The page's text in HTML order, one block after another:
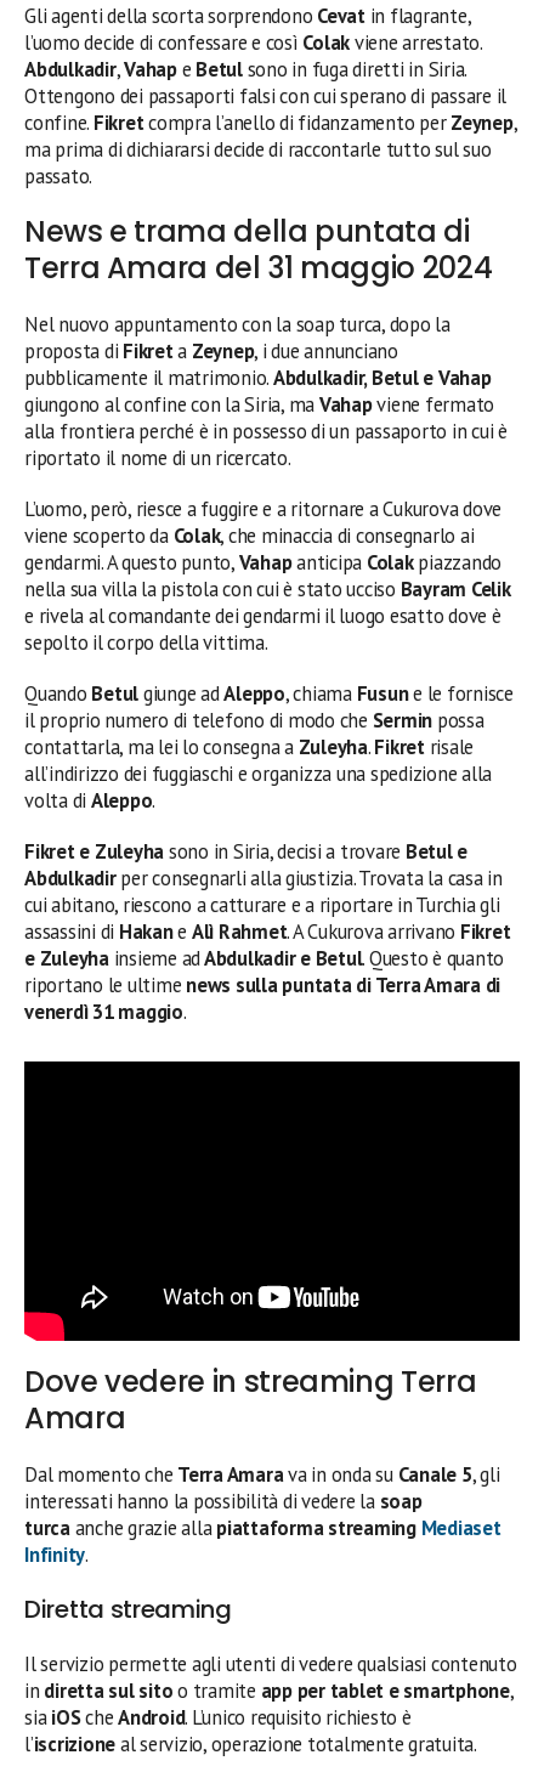
Gli agenti della scorta sorprendono Cevatin flagrante,
l’uomo decide di confessare e così Colakviene arrestato.
Abdulkadir,Vahape Betulsono in fuga diretti in Siria.
Ottengono dei passaporti falsi con cui sperano di passare il
confine. Fikretcompra l’anello di fidanzamento perZeynep,
ma prima di dichiararsi decide di raccontarle tutto sul suo
passato.
News e trama della puntata di
Terra Amara del 31 maggio 2024
Nel nuovo appuntamento con la soap turca, dopo la
proposta di Fikreta Zeynep, i due annunciano
pubblicamente il matrimonio.Abdulkadir, Betul e Vahap
giungono al confine con la Siria, maVahapviene fermato
alla frontiera perché è in possesso di un passaporto in cui è
riportato il nome di un ricercato.
L’uomo, però, riesce a fuggire e a ritornare a Cukurova dove
viene scoperto da Colak, che minaccia di consegnarlo ai
gendarmi. A questo punto,Vahapanticipa Colakpiazzando
nella sua villa la pistola con cui è stato ucciso Bayram Celik
e rivela al comandante dei gendarmi il luogo esatto dove è
sepolto il corpo della vittima.
Quando Betulgiunge adAleppo, chiama Fusune le fornisce
il proprio numero di telefono di modo che Sermin possa
contattarla, ma lei lo consegna a Zuleyha.Fikretrisale
all’indirizzo dei fuggiaschi e organizza una spedizione alla
volta di Aleppo.
Fikret e Zuleyhasono in Siria, decisi a trovare Betul e
Abdulkadirper consegnarli alla giustizia. Trovata la casa in
cui abitano, riescono a catturare e a riportare in Turchia gli
assassini di Hakane Alì Rahmet. A Cukurova arrivano Fikret
e Zuleyhainsieme adAbdulkadir e Betul. Questo è quanto
riportano le ultime news sulla puntata di Terra Amara di
venerdì 31 maggio.
Dove vedere in streaming Terra
Amara
Dal momento che Terra Amarava in onda su Canale 5, gli
interessati hanno la possibilità di vedere la soap
turcaanche grazie allapiattaforma streaming Mediaset
Infinity.
Diretta streaming
Il servizio permette agli utenti di vedere qualsiasi contenuto
in diretta sul sitoo tramite app per tablet e smartphone,
siaiOScheAndroid. L’unico requisito richiesto è
l’iscrizioneal servizio, operazione totalmente gratuita.